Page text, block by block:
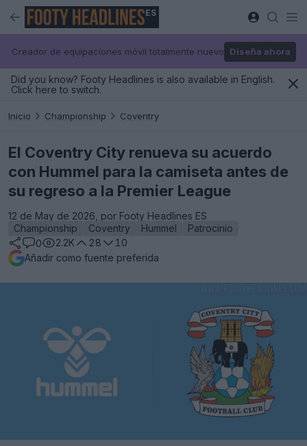
ES
Creador de equipaciones móvil totalmente nuevo Diseña ahora
Did you know? Footy Headlines is also available in English.
Click here to switch.
Inicio Championship Coventry
El Coventry City renueva su acuerdo
con Hummel para la camiseta antes de
su regreso a la Premier League
12 de May de 2026, por Footy Headlines ES
Championship
Coventry Hummel
Patrocinio
0
2.2K 28
10
Añadir como fuente preferida